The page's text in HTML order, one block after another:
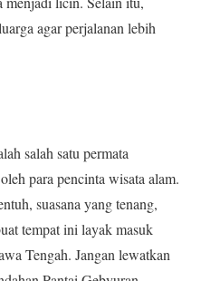
agar perjalanan lebih
salah satu permata
para pencinta wisata alam.
suasana yang tenang,
tempat ini layak masuk
Tengah. Jangan lewatkan